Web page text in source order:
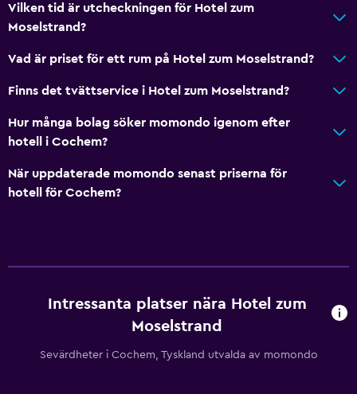
Golf
Kanot
Cykling
Vattensportanläggningar (på plats)
Tjänster och bekvämligheter
Kassaskåp
Vattenflaska
Privat incheckning/utcheckning
Vilken tid är utcheckningen för Hotel zum
Moselstrand?
Vad är priset för ett rum på Hotel zum Moselstrand?
Finns det tvättservice i Hotel zum Moselstrand?
Hur många bolag söker momondo igenom efter
hotell i Cochem?
När uppdaterade momondo senast priserna för
hotell för Cochem?
Intressanta platser nära Hotel zum
Moselstrand
Sevärdheter i Cochem, Tyskland utvalda av momondo